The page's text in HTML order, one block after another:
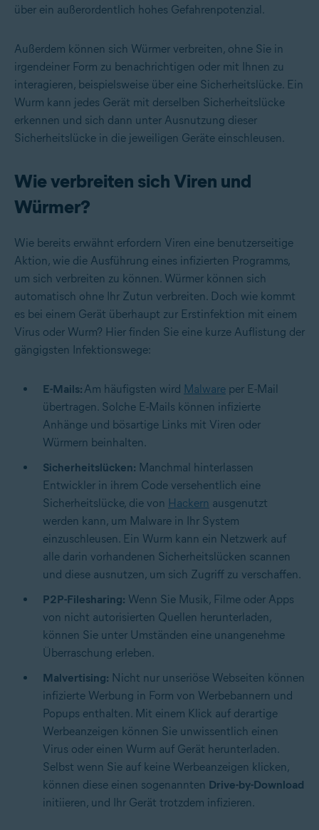
über ein außerordentlich hohes Gefahrenpotenzial.
Außerdem können sich Würmer verbreiten, ohne Sie in
irgendeiner Form zu benachrichtigen oder mit Ihnen zu
interagieren, beispielsweise über eine Sicherheitslücke. Ein
Wurm kann jedes Gerät mit derselben Sicherheitslücke
erkennen und sich dann unter Ausnutzung dieser
Sicherheitslücke in die jeweiligen Geräte einschleusen.
Wie verbreiten sich Viren und
Würmer?
Wie bereits erwähnt erfordern Viren eine benutzerseitige
Aktion, wie die Ausführung eines infizierten Programms,
um sich verbreiten zu können. Würmer können sich
automatisch ohne Ihr Zutun verbreiten. Doch wie kommt
es bei einem Gerät überhaupt zur Erstinfektion mit einem
Virus oder Wurm? Hier finden Sie eine kurze Auflistung der
gängigsten Infektionswege:
E-Mails: Am häufigsten wird Malware per E-Mail
übertragen. Solche E-Mails können infizierte
Anhänge und bösartige Links mit Viren oder
Würmern beinhalten.
Sicherheitslücken: Manchmal hinterlassen
Entwickler in ihrem Code versehentlich eine
Sicherheitslücke, die von Hackern ausgenutzt
werden kann, um Malware in Ihr System
einzuschleusen. Ein Wurm kann ein Netzwerk auf
alle darin vorhandenen Sicherheitslücken scannen
und diese ausnutzen, um sich Zugriff zu verschaffen.
P2P-Filesharing: Wenn Sie Musik, Filme oder Apps
von nicht autorisierten Quellen herunterladen,
können Sie unter Umständen eine unangenehme
Überraschung erleben.
Malvertising: Nicht nur unseriöse Webseiten können
infizierte Werbung in Form von Werbebannern und
Popups enthalten. Mit einem Klick auf derartige
Werbeanzeigen können Sie unwissentlich einen
Virus oder einen Wurm auf Gerät herunterladen.
Selbst wenn Sie auf keine Werbeanzeigen klicken,
können diese einen sogenannten Drive-by-Download
initiieren, und Ihr Gerät trotzdem infizieren.